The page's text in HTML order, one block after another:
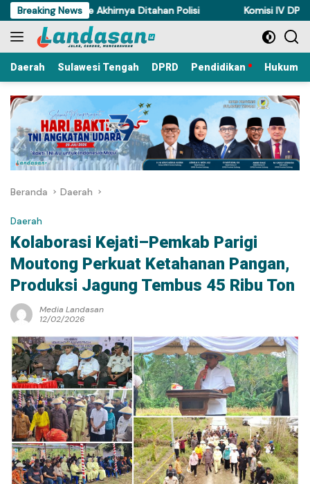
Langsung
ke
konten
Breaking News
di Torue Akhirnya Ditahan Polisi Komisi IV DPRD
Daerah Sulawesi Tengah DPRD Pendidikan Hukum
Beranda Daerah
Daerah
Kolaborasi Kejati–Pemkab Parigi
Moutong Perkuat Ketahanan Pangan,
Produksi Jagung Tembus 45 Ribu Ton
Media Landasan
12/02/2026